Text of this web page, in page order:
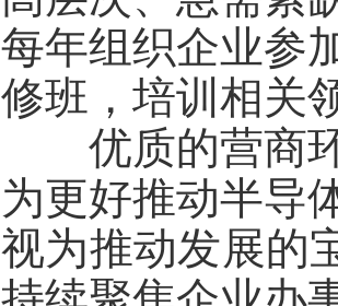
每年组织企业参
修班，培训相关
优质的营商环
为更好推动半导
视为推动发展的